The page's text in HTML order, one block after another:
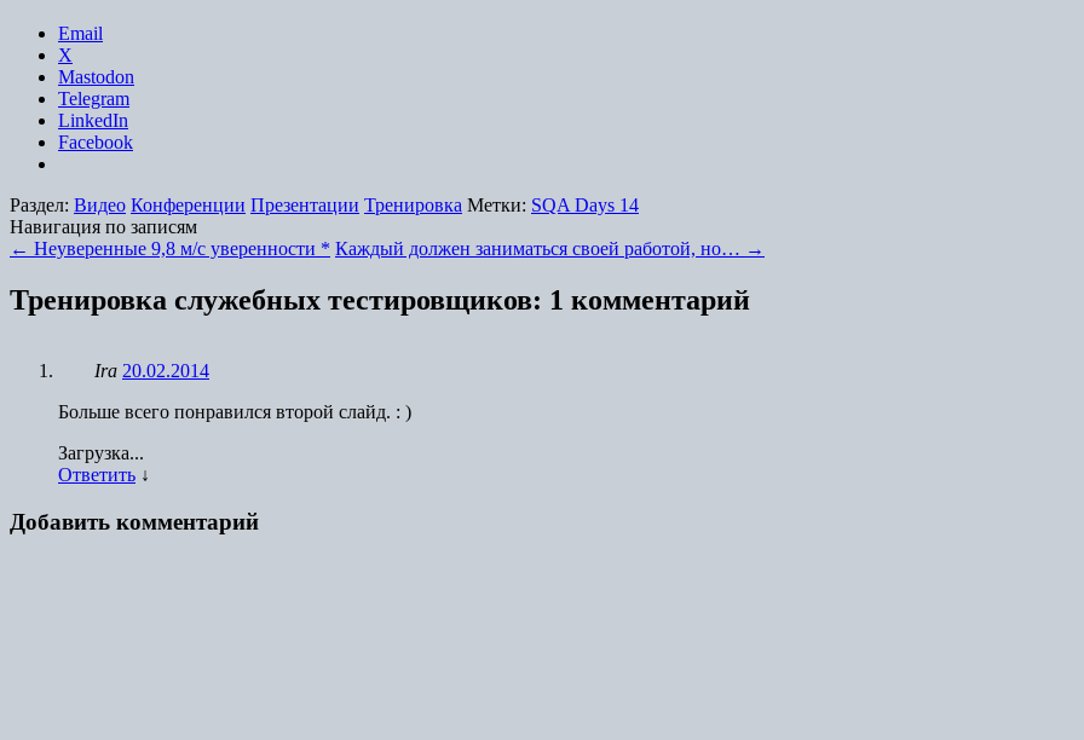
Email
X
Mastodon
Telegram
LinkedIn
Facebook
Раздел: Видео Конференции Презентации Тренировка Метки: SQA Days 14
Навигация по записям
← Неуверенные 9,8 м/с уверенности * Каждый должен заниматься своей работой, но… →
Тренировка служебных тестировщиков: 1 комментарий
Ira 20.02.2014
Больше всего понравился второй слайд. : )
Загрузка...
Ответить ↓
Добавить комментарий